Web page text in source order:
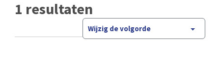
1 resultaten
Wijzig de volgorde